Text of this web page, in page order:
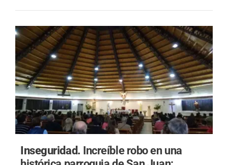
Inseguridad. Increíble robo en una